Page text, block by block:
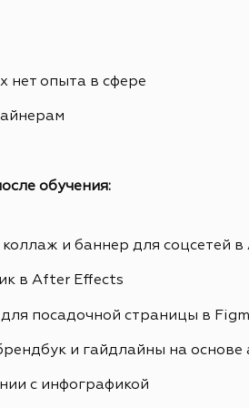
нет опыта в сфере
обучения:
и баннер для соцсетей
в After Effects
посадочной страницы в
и гайдлайны на
с инфографикой